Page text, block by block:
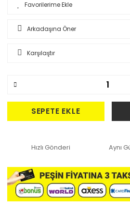
Arkadaşına Öner
Karşılaştır
SEPETE EKLE
Hızlı Gönderi Aynı